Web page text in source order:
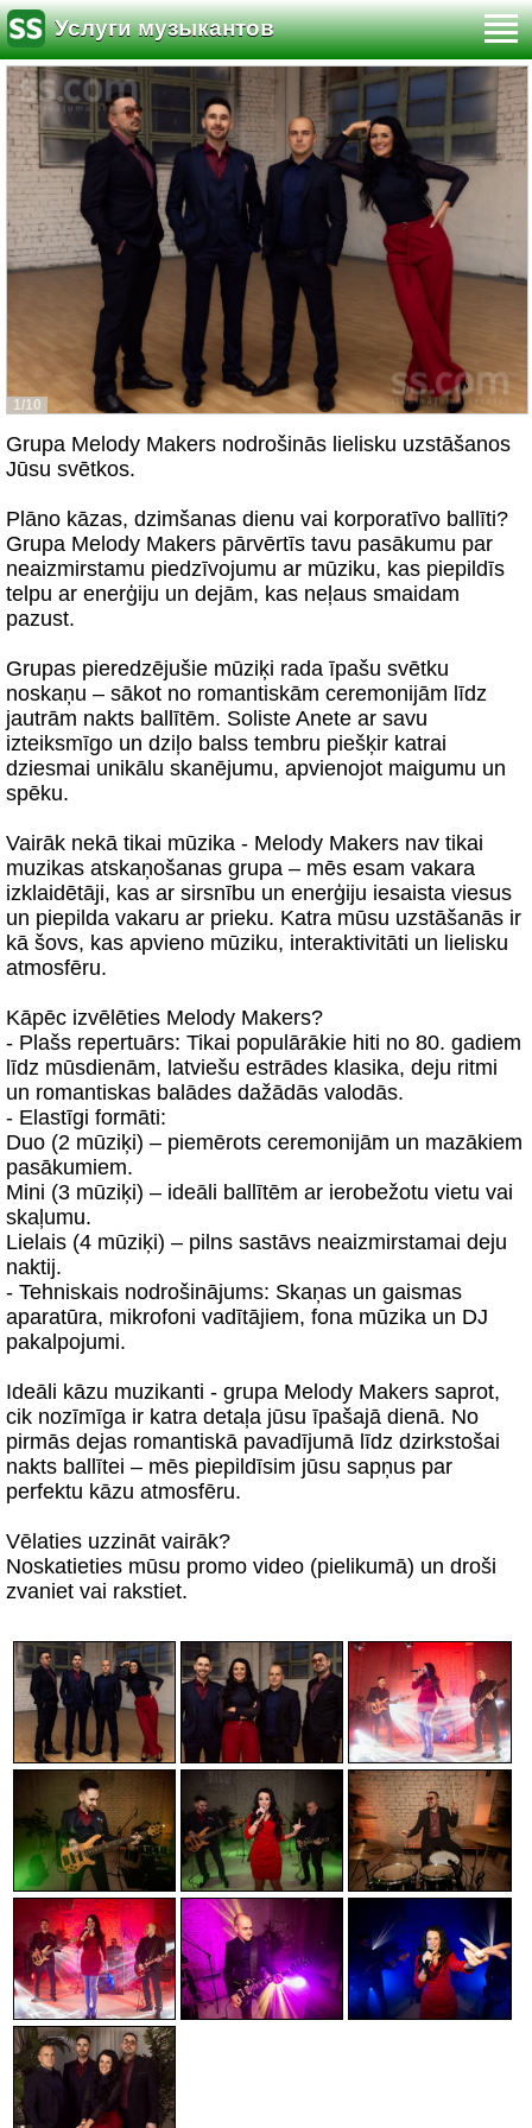
Услуги музыкантов
1/10
Grupa Melody Makers nodrošinās lielisku uzstāšanos
Jūsu svētkos.
Plāno kāzas, dzimšanas dienu vai korporatīvo ballīti?
Grupa Melody Makers pārvērtīs tavu pasākumu par
neaizmirstamu piedzīvojumu ar mūziku, kas piepildīs
telpu ar enerģiju un dejām, kas neļaus smaidam
pazust.
Grupas pieredzējušie mūziķi rada īpašu svētku
noskaņu – sākot no romantiskām ceremonijām līdz
jautrām nakts ballītēm. Soliste Anete ar savu
izteiksmīgo un dziļo balss tembru piešķir katrai
dziesmai unikālu skanējumu, apvienojot maigumu un
spēku.
Vairāk nekā tikai mūzika - Melody Makers nav tikai
muzikas atskaņošanas grupa – mēs esam vakara
izklaidētāji, kas ar sirsnību un enerģiju iesaista viesus
un piepilda vakaru ar prieku. Katra mūsu uzstāšanās ir
kā šovs, kas apvieno mūziku, interaktivitāti un lielisku
atmosfēru.
Kāpēc izvēlēties Melody Makers?
- Plašs repertuārs: Tikai populārākie hiti no 80. gadiem
līdz mūsdienām, latviešu estrādes klasika, deju ritmi
un romantiskas balādes dažādās valodās.
- Elastīgi formāti:
Duo (2 mūziķi) – piemērots ceremonijām un mazākiem
pasākumiem.
Mini (3 mūziķi) – ideāli ballītēm ar ierobežotu vietu vai
skaļumu.
Lielais (4 mūziķi) – pilns sastāvs neaizmirstamai deju
naktij.
- Tehniskais nodrošinājums: Skaņas un gaismas
aparatūra, mikrofoni vadītājiem, fona mūzika un DJ
pakalpojumi.
Ideāli kāzu muzikanti - grupa Melody Makers saprot,
cik nozīmīga ir katra detaļa jūsu īpašajā dienā. No
pirmās dejas romantiskā pavadījumā līdz dzirkstošai
nakts ballītei – mēs piepildīsim jūsu sapņus par
perfektu kāzu atmosfēru.
Vēlaties uzzināt vairāk?
Noskatieties mūsu promo video (pielikumā) un droši
zvaniet vai rakstiet.